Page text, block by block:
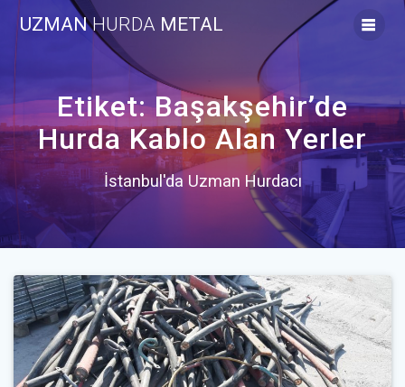
to
UZMANHURDA METAL
Etiket:Başakşehir’de
Hurda Kablo Alan Yerler
İstanbul'da Uzman Hurdacı